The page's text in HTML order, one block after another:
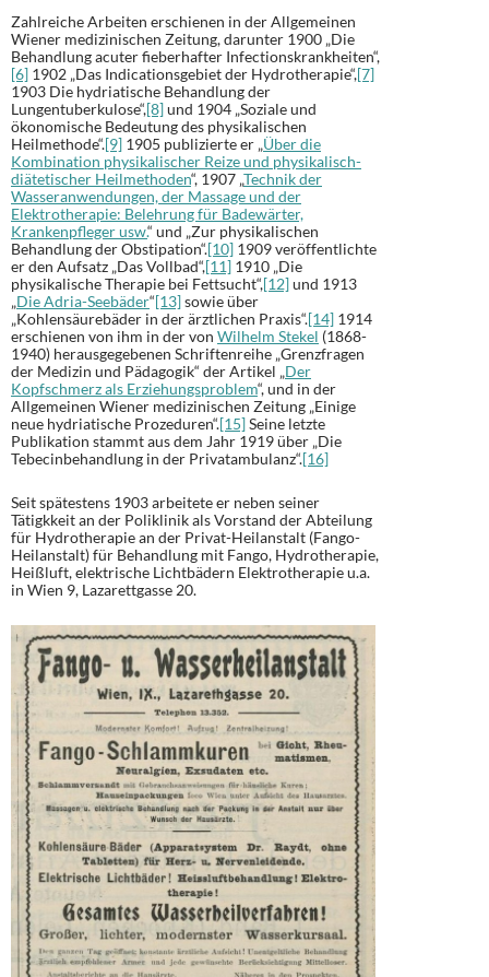
Zahlreiche Arbeiten erschienen in der Allgemeinen
Wiener medizinischen Zeitung, darunter 1900 „Die
Behandlung acuter fieberhafter Infectionskrankheiten“,
[6] 1902 „Das Indicationsgebiet der Hydrotherapie“,[7]
1903 Die hydriatische Behandlung der
Lungentuberkulose“,[8]und 1904 „Soziale und
ökonomische Bedeutung des physikalischen
Heilmethode“.[9] 1905 publizierte er „Über die
Kombination physikalischer Reize und physikalisch-
diätetischer Heilmethoden“, 1907 „Technik der
Wasseranwendungen, der Massage und der
Elektrotherapie: Belehrung für Badewärter,
Krankenpfleger usw.“ und „Zur physikalischen
Behandlung der Obstipation“.[10] 1909 veröffentlichte
er den Aufsatz „Das Vollbad“,[11] 1910 „Die
physikalische Therapie bei Fettsucht“,[12]und 1913
„Die Adria-Seebäder“[13]sowie über
„Kohlensäurebäder in der ärztlichen Praxis“.[14] 1914
erschienen von ihm in der von Wilhelm Stekel (1868-
1940) herausgegebenen Schriftenreihe „Grenzfragen
der Medizin und Pädagogik“ der Artikel „Der
Kopfschmerz als Erziehungsproblem“, und in der
Allgemeinen Wiener medizinischen Zeitung „Einige
neue hydriatische Prozeduren“.[15]Seine letzte
Publikation stammt aus dem Jahr 1919 über „Die
Tebecinbehandlung in der Privatambulanz“.[16]
Seit spätestens 1903 arbeitete er neben seiner
Tätigkkeit an der Poliklinik als Vorstand der Abteilung
für Hydrotherapie an der Privat-Heilanstalt (Fango-
Heilanstalt) für Behandlung mit Fango, Hydrotherapie,
Heißluft, elektrische Lichtbädern Elektrotherapie u.a.
in Wien 9, Lazarettgasse 20.